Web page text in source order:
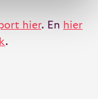
hier. En hier
.